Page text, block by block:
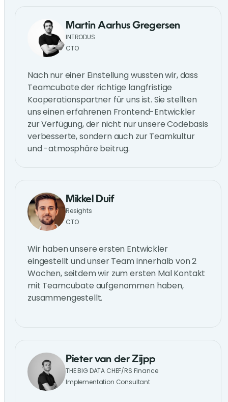
Martin Aarhus Gregersen
INTRODUS
CTO
Nach nur einer Einstellung wussten wir, dass
Teamcubate der richtige langfristige
Kooperationspartner für uns ist. Sie stellten
uns einen erfahrenen Frontend-Entwickler
zur Verfügung, der nicht nur unsere Codebasis
verbesserte, sondern auch zur Teamkultur
und -atmosphäre beitrug.
Mikkel Duif
Resights
CTO
Wir haben unsere ersten Entwickler
eingestellt und unser Team innerhalb von 2
Wochen, seitdem wir zum ersten Mal Kontakt
mit Teamcubate aufgenommen haben,
zusammengestellt.
Pieter van der Zijpp
THE BIG DATA CHEF/RS Finance
Implementation Consultant